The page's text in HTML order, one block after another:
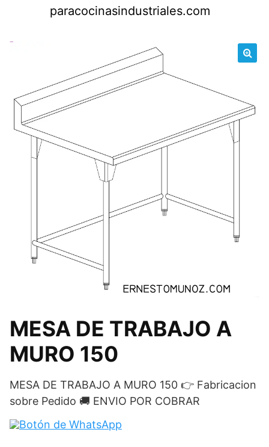
paracocinasindustriales.com
MESA DE TRABAJO A
MURO 150
MESA DE TRABAJO A MURO 150 👉 Fabricacion
sobre Pedido 🚚 ENVIO POR COBRAR